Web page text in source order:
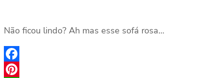
Não ficou lindo? Ah mas esse sofá rosa…
Facebook